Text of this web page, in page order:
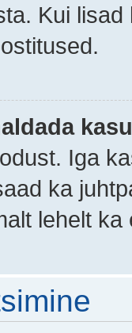
Kui
Iga
ka
lehelt ka